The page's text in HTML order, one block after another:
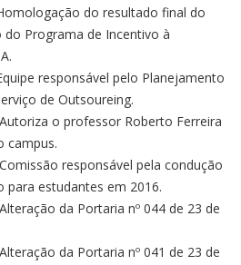
do resultado final do
do Programa de Incentivo à
responsável pelo Planejamento
de Outsoureing.
Autoriza o professor Roberto Ferreira
campus.
Comissão responsável pela condução
para estudantes em 2016.
Alteração da Portaria nº 044 de 23 de
Alteração da Portaria nº 041 de 23 de